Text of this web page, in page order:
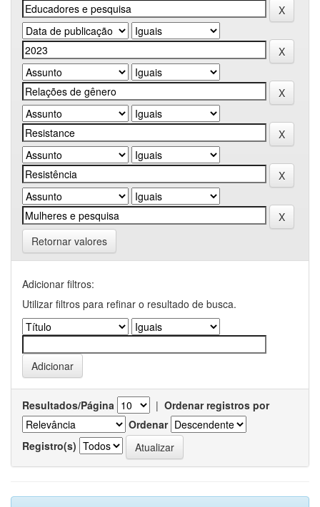
Retornar valores
Adicionar filtros:
Utilizar filtros para refinar o resultado de busca.
Resultados/Página | Ordenar registros por
Ordenar
Registro(s)